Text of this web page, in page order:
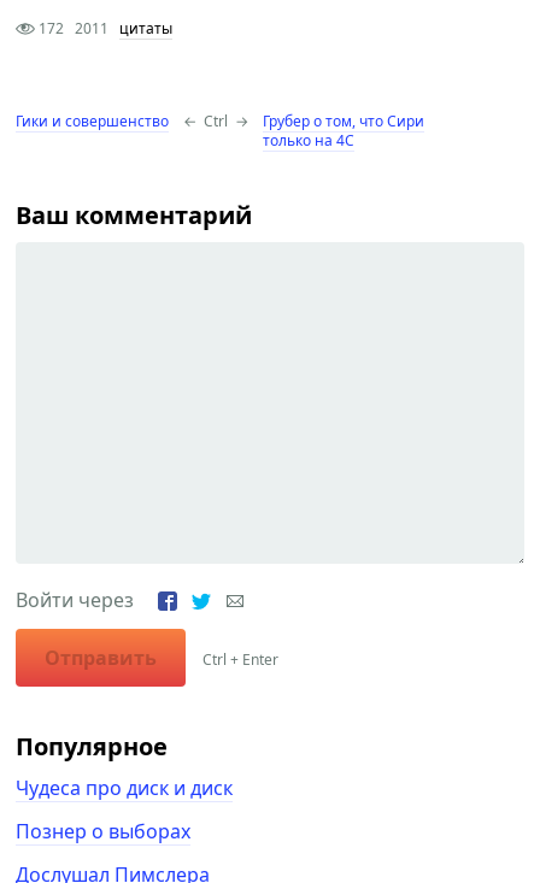
172 2011 цитаты
Гики и совершенство ← Ctrl →
Грубер о том, что Сири
только на 4С
Ваш комментарий
Войти через
Отправить Ctrl + Enter
Популярное
Чудеса про диск и диск
Познер о выборах
Дослушал Пимслера